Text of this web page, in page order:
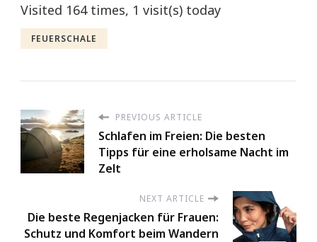
Visited 164 times, 1 visit(s) today
FEUERSCHALE
PREVIOUS ARTICLE
Schlafen im Freien: Die besten
Tipps für eine erholsame Nacht im
Zelt
NEXT ARTICLE
Die beste Regenjacken für Frauen:
Schutz und Komfort beim Wandern